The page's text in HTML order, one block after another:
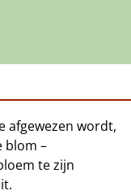
afgewezen wordt,
blom –
te zijn